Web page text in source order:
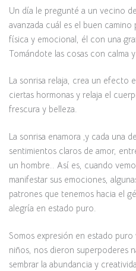
Un día le pregunté a un vecino
avanzada cuál es el buen
física y emocional, él con una
Tomándote las cosas con calma y
La sonrisa relaja, crea un efecto
ciertas hormonas y relaja el
frescura y belleza.
La sonrisa enamora ,y cada una
sentimientos claros de amor,
un hombre.. Así es, cuando
manifestar sus emociones,
patrones que tenemos hacia el
alegría en estado puro.
Somos expresión en estado
niños, nos dieron superpoderes
sembrar la abundancia y